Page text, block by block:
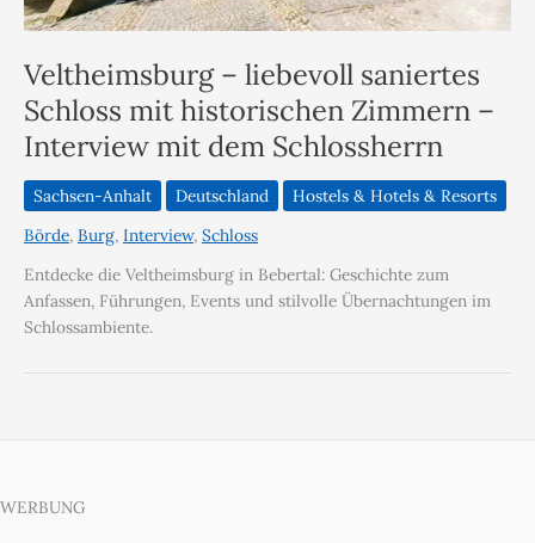
Veltheimsburg – liebevoll saniertes
Schloss mit historischen Zimmern –
Interview mit dem Schlossherrn
Sachsen-Anhalt Deutschland
Hostels & Hotels & Resorts
Börde, Burg, Interview, Schloss
Entdecke die Veltheimsburg in Bebertal: Geschichte zum
Anfassen, Führungen, Events und stilvolle Übernachtungen im
Schlossambiente.
WERBUNG